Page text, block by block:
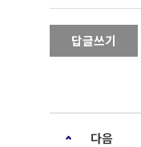
답글쓰기
다음